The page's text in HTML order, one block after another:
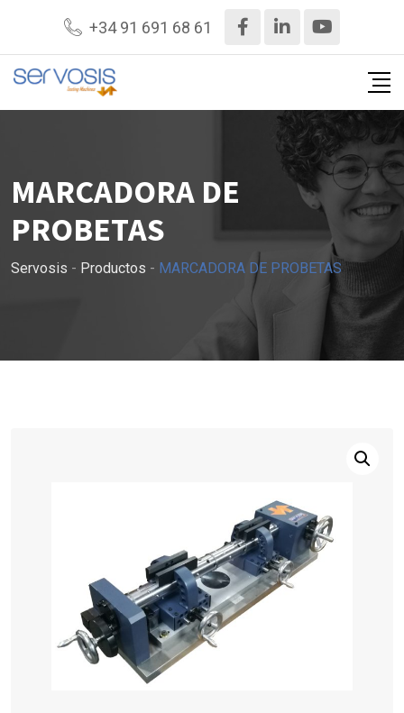
contenido
+34 91 691 68 61
MARCADORA DE
PROBETAS
Servosis - Productos - MARCADORA DE PROBETAS